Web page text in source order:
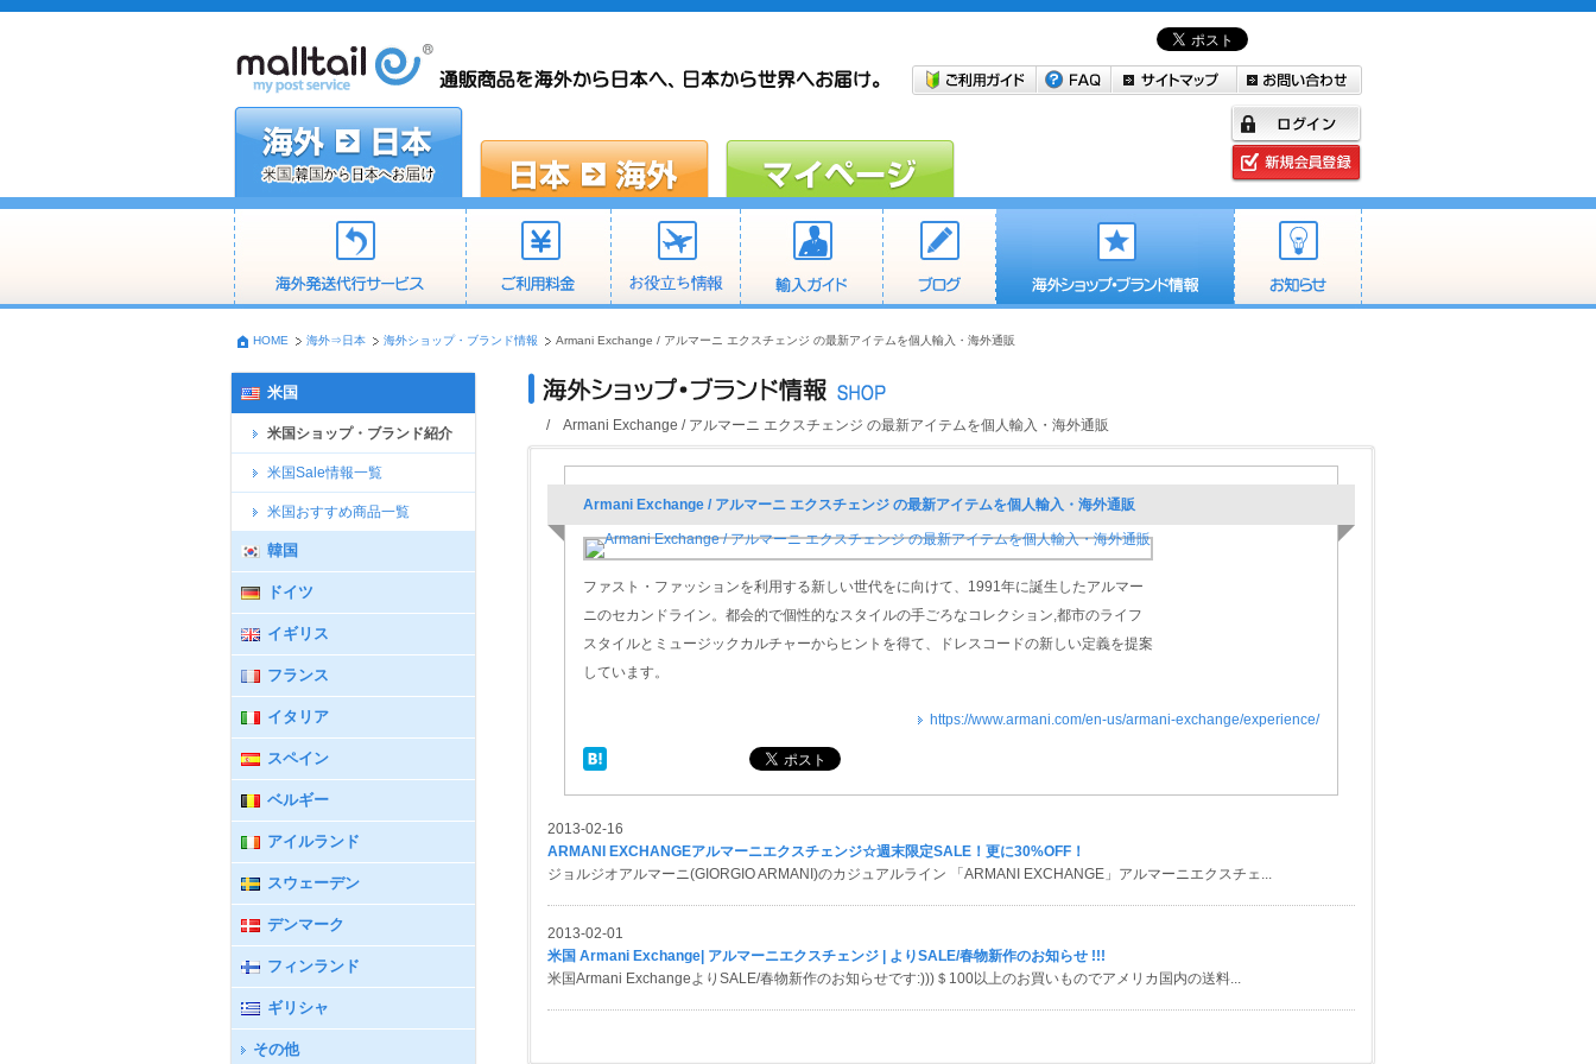
HOME 海外⇒日本 海外ショップ・ブランド情報 Armani Exchange / アルマーニ エクスチェンジ の最新アイテムを個人輸入・海外通販
米国
米国ショップ・ブランド紹介
米国Sale情報一覧
米国おすすめ商品一覧
韓国
ドイツ
イギリス
フランス
イタリア
スペイン
ベルギー
アイルランド
スウェーデン
デンマーク
フィンランド
ギリシャ
その他
/ Armani Exchange / アルマーニ エクスチェンジ の最新アイテムを個人輸入・海外通販
Armani Exchange / アルマーニ エクスチェンジ の最新アイテムを個人輸入・海外通販
ファスト・ファッションを利用する新しい世代をに向けて、1991年に誕生したアルマー
ニのセカンドライン。都会的で個性的なスタイルの手ごろなコレクション,都市のライフ
スタイルとミュージックカルチャーからヒントを得て、ドレスコードの新しい定義を提案
しています。
https://www.armani.com/en-us/armani-exchange/experience/
2013-02-16
ARMANI EXCHANGEアルマーニエクスチェンジ☆週末限定SALE！更に30%OFF！
ジョルジオアルマーニ(GIORGIO ARMANI)のカジュアルライン 「ARMANI EXCHANGE」アルマーニエクスチェ...
2013-02-01
米国 Armani Exchange| アルマーニエクスチェンジ | よりSALE/春物新作のお知らせ !!!
米国Armani ExchangeよりSALE/春物新作のお知らせです:)))＄100以上のお買いものでアメリカ国内の送料...